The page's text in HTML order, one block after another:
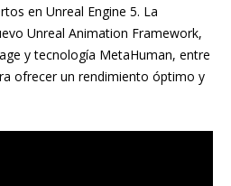
en Unreal Engine 5. La
Unreal Animation Framework,
y tecnología MetaHuman, entre
ofrecer un rendimiento óptimo y